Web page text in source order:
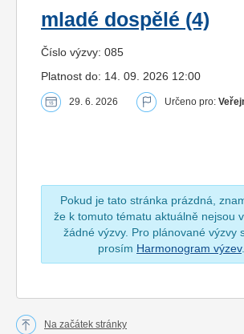
mladé dospělé (4)
Číslo výzvy: 085
Platnost do: 14. 09. 2026 12:00
29. 6. 2026 Určeno pro:
Pokud je tato stránka prázdná,
že k tomuto tématu aktuálně nejsou
žádné výzvy. Pro plánované výzvy
prosím Harmonogram výzev.
Na začátek stránky